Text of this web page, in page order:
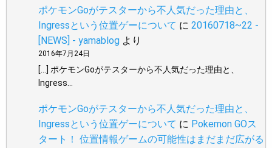
ポケモンGoがテスターから不人気だった理由と、
Ingressという位置ゲーについて に 20160718~22 -
[NEWS] - yamablog より
2016年7月24日
[…] ポケモンGoがテスターから不人気だった理由と、
Ingress…
ポケモンGoがテスターから不人気だった理由と、
Ingressという位置ゲーについて に Pokemon GOス
タート！ 位置情報ゲームの可能性はまだまだ広がる